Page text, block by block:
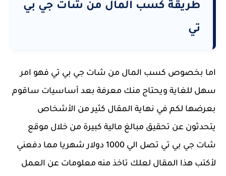
طريقة كسب المال من شات جي بي
تي
اما بخصوص كسب المال من شات جي بي تي فهو امر
سهل للغاية ويحتاج منك معرفة بعد أساسيات ساقوم
بعرضها لكم في نهاية المقال كثير من الأشخاص
يتحدثون عن تحقيق مبالغ مالية كبيرة من خلال موقع
شات جي بي تي تصل الي 1000 دولار شهريا مما دفعني
لأكتب هذا المقال لعلك تاخذ منه معلومات عن العمل